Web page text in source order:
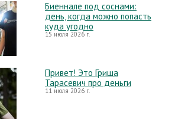
Биеннале под соснами:
день, когда можно попасть
куда угодно
15 июля 2026 г.
Привет! Это Гриша
Тарасевич про деньги
11 июля 2026 г.